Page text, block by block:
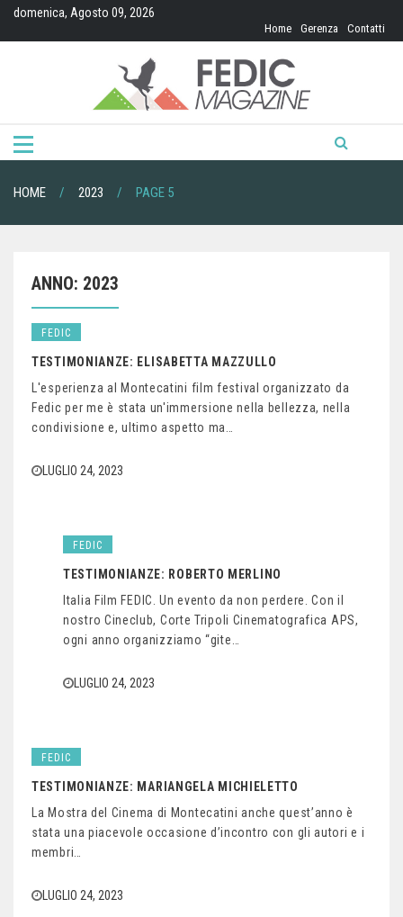
Skipdomenica, Agosto 09, 2026
Home Gerenza Contatti
HOME 2023 PAGE 5
ANNO: 2023
FEDIC
TESTIMONIANZE: ELISABETTA MAZZULLO
L'esperienza al Montecatini film festival organizzato da
Fedic per me è stata un'immersione nella bellezza, nella
condivisione e, ultimo aspetto ma…
LUGLIO 24, 2023
FEDIC
TESTIMONIANZE: ROBERTO MERLINO
Italia Film FEDIC. Un evento da non perdere. Con il
nostro Cineclub, Corte Tripoli Cinematografica APS,
ogni anno organizziamo “gite…
LUGLIO 24, 2023
FEDIC
TESTIMONIANZE: MARIANGELA MICHIELETTO
La Mostra del Cinema di Montecatini anche quest’anno è
stata una piacevole occasione d’incontro con gli autori e i
membri…
LUGLIO 24, 2023